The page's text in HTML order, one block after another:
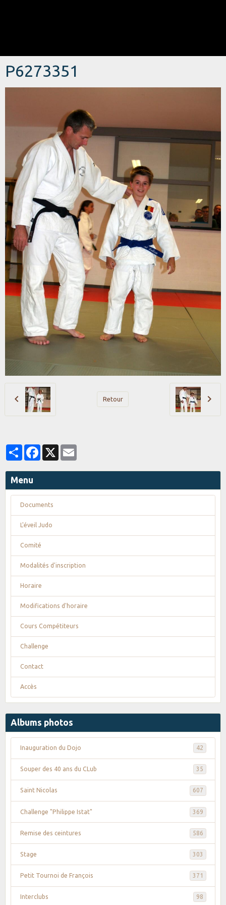
P6273351
Retour
PartagerFacebook
X
Menu
Documents
L'éveil Judo
Comité
Modalités d'inscription
Horaire
Modifications d'horaire
Cours Compétiteurs
Challenge
Contact
Accès
Albums photos
Inauguration du Dojo 42
Souper des 40 ans du CLub 35
Saint Nicolas 607
Challenge "Philippe Istat" 369
Remise des ceintures 586
Stage 303
Petit Tournoi de François 371
Interclubs 98